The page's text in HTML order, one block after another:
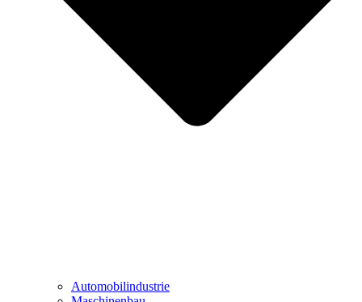
Automobilindustrie